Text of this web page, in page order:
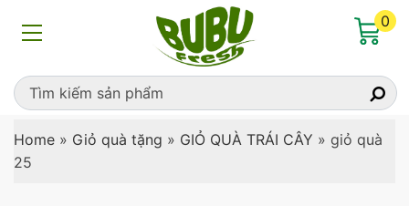
0
Home » Giỏ quà tặng » GIỎ QUÀ TRÁI CÂY » giỏ quà
25